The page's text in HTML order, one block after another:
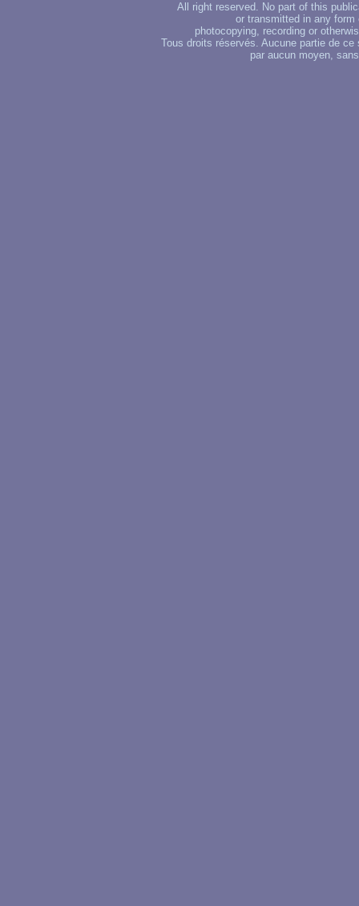
All right reserved. No part of this
or transmitted in any
photocopying, recording or
Tous droits réservés. Aucune partie de
par aucun moyen,